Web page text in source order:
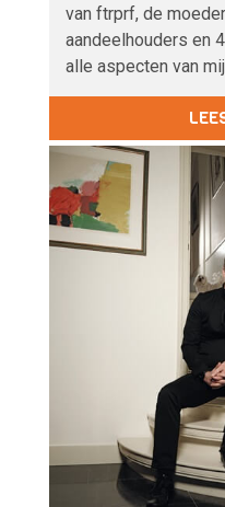
van ftrprf, de
aandeelhouders en
alle aspecten van